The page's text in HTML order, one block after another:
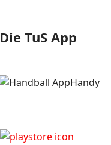
Die TuS App